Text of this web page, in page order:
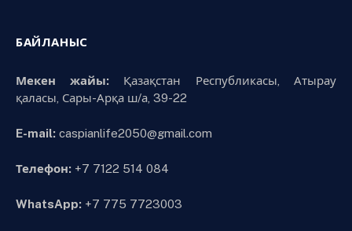
БАЙЛАНЫС
Мекен жайы:Қазақстан Республикасы, Атырау
қаласы, Сары-Арқа ш/а, 39-22
E-mail: caspianlife2050@gmail.com
Телефон: +7 7122 514 084
WhatsApp: +7 775 7723003